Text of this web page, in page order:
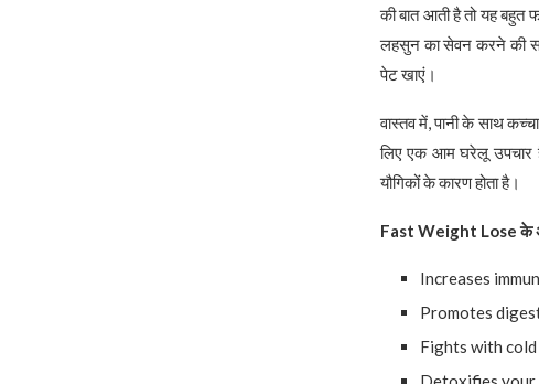
की बात आती है तो यह
लहसुन का सेवन करने की
पेट खाएं।
वास्तव में, पानी के साथ
लिए एक आम घरेलू उपचार
यौगिकों के कारण होता है।
Fast Weight Loseके
Increases
Promotes
Fights with cold